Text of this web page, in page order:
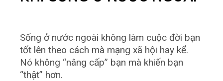
Sống ở nước ngoài không làm cuộc đời bạn
tốt lên theo cách mà mạng xã hội hay kể.
Nó không “nâng cấp” bạn mà khiến bạn
“thật” hơn.